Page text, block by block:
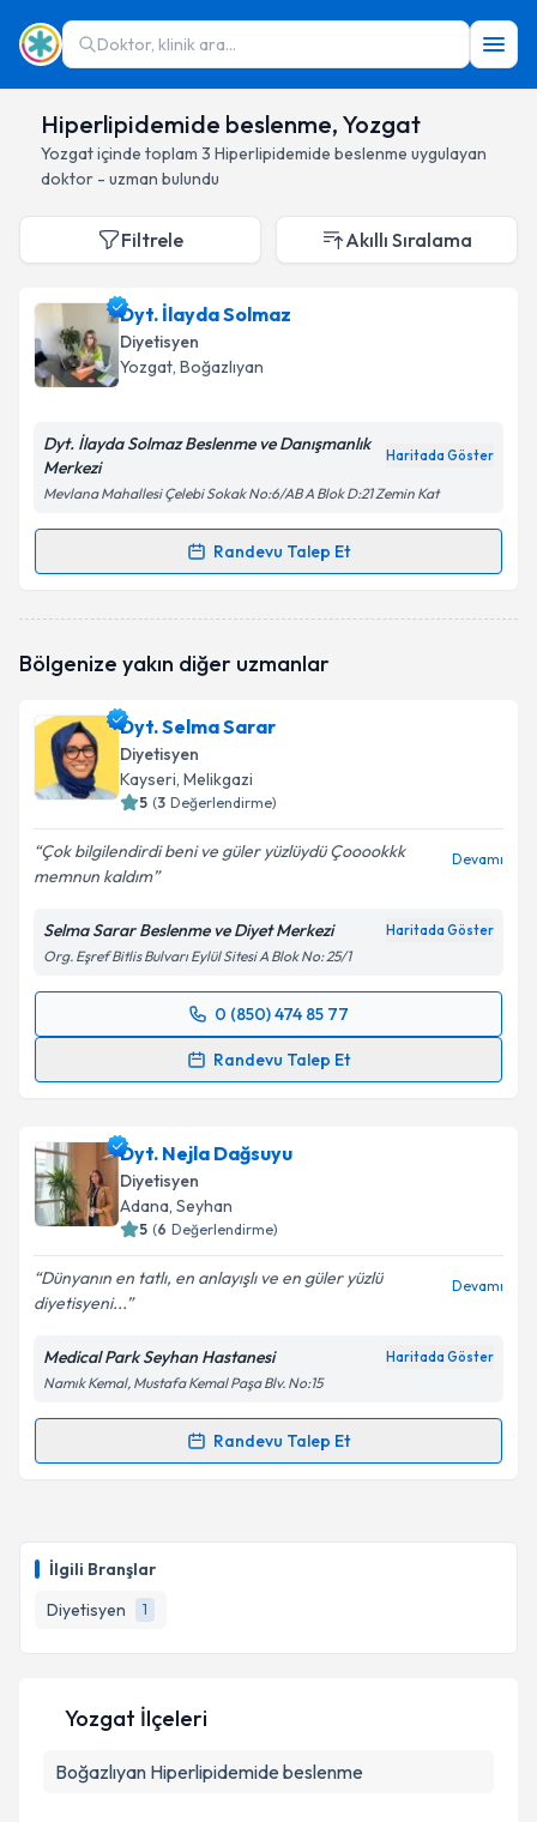
Doktor, klinik ara...
Hiperlipidemide beslenme, Yozgat
Yozgatiçinde toplam 3 Hiperlipidemide beslenme uygulayan
doktor - uzman bulundu
İlgili Branşlar
Diyetisyen
1
Filtrele Akıllı Sıralama
Dyt. İlayda Solmaz
Diyetisyen
Yozgat, Boğazlıyan
Dyt. İlayda Solmaz Beslenme ve Danışmanlık
Merkezi
Haritada Göster
Mevlana Mahallesi Çelebi Sokak No:6/AB A Blok D:21 Zemin Kat
Randevu Talep Et
Randevu Takvimi Talebi
oluşturun. Size bu uzmandan randevu almanız için bir
E-posta Adresiniz
Kişisel verilerimin işlenmesine ilişkinAydınlatma
Metni'ni okudum ve kişisel verilerimin belirtilen
Bölgenize yakın diğer uzmanlar
Dyt. Selma Sarar
Diyetisyen
Kayseri, Melikgazi
5 (3 Değerlendirme)
Çok bilgilendirdi beni ve güler yüzlüydü Çooookkk
memnun kaldım
Devamı
Selma Sarar Beslenme ve Diyet Merkezi Haritada Göster
Org. Eşref Bitlis Bulvarı Eylül Sitesi A Blok No: 25/1
0 (850) 474 85 77
Randevu Talep Et
Randevu Takvimi Talebi
takvim hazırlandığında e-posta ile bilgilendireceğiz.
E-posta Adresiniz
kapsamda işlenmesini kabul ediyorum.
Takvim Talebini Gönder
Dyt. Nejla Dağsuyu
Diyetisyen
Adana, Seyhan
5 (6 Değerlendirme)
Dünyanın en tatlı, en anlayışlı ve en güler yüzlü
diyetisyeni...
Devamı
Medical Park Seyhan Hastanesi Haritada Göster
Namık Kemal, Mustafa Kemal Paşa Blv. No:15
Randevu Talep Et
Randevu Takvimi Talebi
takvim hazırlandığında e-posta ile bilgilendireceğiz.
E-posta Adresiniz
Metni'ni okudum ve kişisel verilerimin belirtilen
Yozgat İlçeleri
Boğazlıyan Hiperlipidemide beslenme